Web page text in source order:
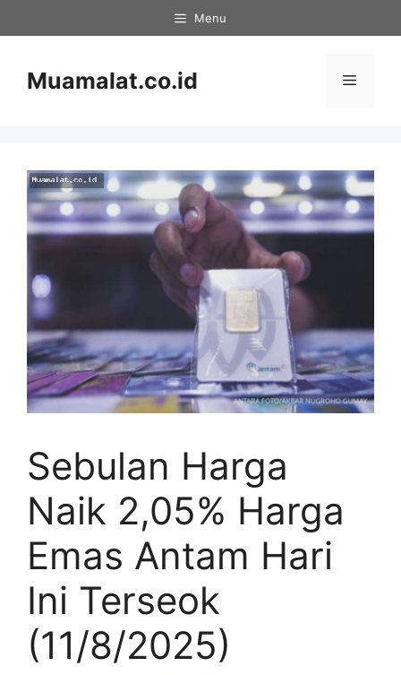
to
Menu
Muamalat.co.id Menu
Sebulan Harga
Naik 2,05% Harga
Emas Antam Hari
Ini Terseok
(11/8/2025)